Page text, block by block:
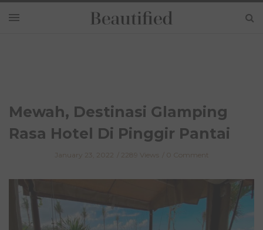
Mewah, Destinasi Glamping
Rasa Hotel Di Pinggir Pantai
January 23, 2022 2289 Views 0 Comment